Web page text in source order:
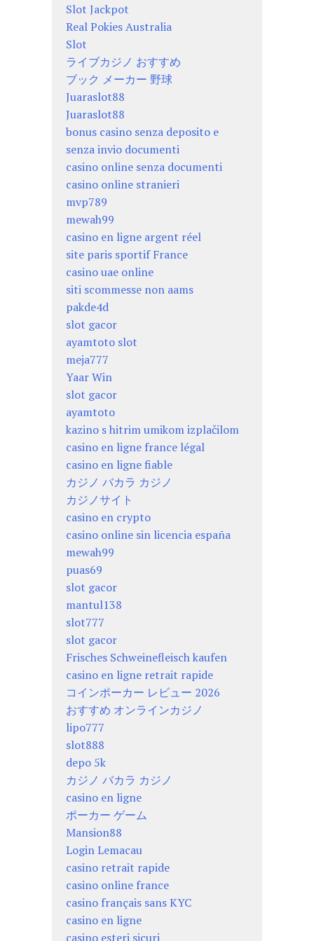
Slot Jackpot
Real Pokies Australia
Slot
ライブカジノ おすすめ
ブック メーカー 野球
Juaraslot88
Juaraslot88
bonus casino senza deposito e
senza invio documenti
casino online senza documenti
casino online stranieri
mvp789
mewah99
casino en ligne argent réel
site paris sportif France
casino uae online
siti scommesse non aams
pakde4d
slot gacor
ayamtoto slot
meja777
Yaar Win
slot gacor
ayamtoto
kazino s hitrim umikom izplačilom
casino en ligne france légal
casino en ligne fiable
カジノ バカラ カジノ
カジノサイト
casino en crypto
casino online sin licencia españa
mewah99
puas69
slot gacor
mantul138
slot777
slot gacor
Frisches Schweinefleisch kaufen
casino en ligne retrait rapide
コインポーカー レビュー 2026
おすすめ オンラインカジノ
lipo777
slot888
depo 5k
カジノ バカラ カジノ
casino en ligne
ポーカー ゲーム
Mansion88
Login Lemacau
casino retrait rapide
casino online france
casino français sans KYC
casino en ligne
casino esteri sicuri